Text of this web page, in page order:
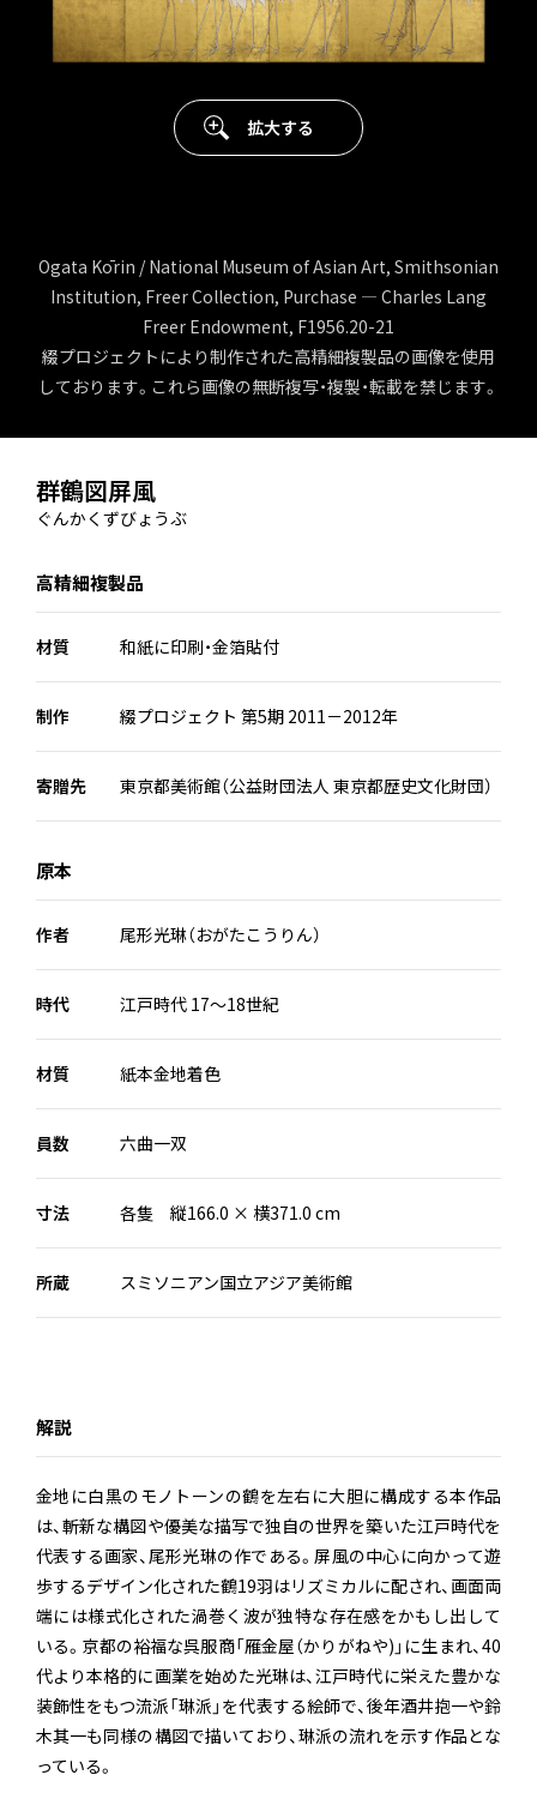
拡大する
Ogata Kōrin / National Museum of Asian Art, Smithsonian
Institution, Freer Collection, Purchase — Charles Lang
Freer Endowment, F1956.20-21
綴プロジェクトにより制作された高精細複製品の画像を使用
しております。これら画像の無断複写・複製・転載を禁じます。
群鶴図屏風
ぐんかくずびょうぶ
高精細複製品
材質 和紙に印刷・金箔貼付
制作 綴プロジェクト 第5期 2011－2012年
寄贈先 東京都美術館（公益財団法人 東京都歴史文化財団）
原本
作者 尾形光琳（おがたこうりん）
時代 江戸時代 17～18世紀
材質 紙本金地着色
員数 六曲一双
寸法 各隻 縦166.0 × 横371.0 cm
所蔵 スミソニアン国立アジア美術館
解説
金地に白黒のモノトーンの鶴を左右に大胆に構成する本作品
は、斬新な構図や優美な描写で独自の世界を築いた江戸時代を
代表する画家、尾形光琳の作である。屏風の中心に向かって遊
歩するデザイン化された鶴19羽はリズミカルに配され、画面両
端には様式化された渦巻く波が独特な存在感をかもし出して
いる。京都の裕福な呉服商「雁金屋（かりがねや)」に生まれ、40
代より本格的に画業を始めた光琳は、江戸時代に栄えた豊かな
装飾性をもつ流派「琳派」を代表する絵師で、後年酒井抱一や鈴
木其一も同様の構図で描いており、琳派の流れを示す作品とな
っている。